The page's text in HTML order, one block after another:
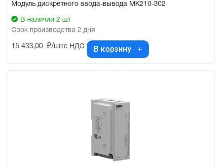
Модуль дискретного ввода-вывода МК210-302
В наличии 2 шт
Срок производства 2 дня
15 433,00 ₽/штс НДС В корзину